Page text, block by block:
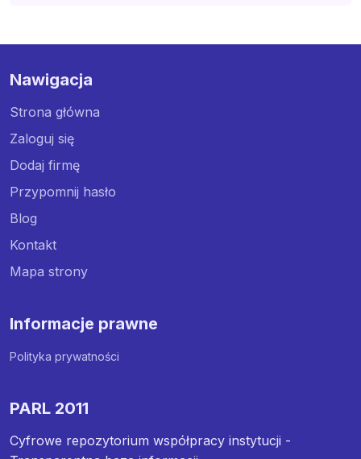
Nawigacja
Strona główna
Zaloguj się
Dodaj firmę
Przypomnij hasło
Blog
Kontakt
Mapa strony
Informacje prawne
Polityka prywatności
PARL 2011
Cyfrowe repozytorium współpracy instytucji -